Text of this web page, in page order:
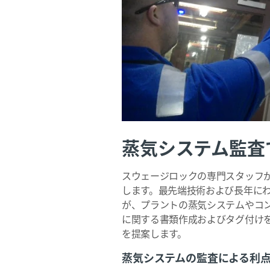
蒸気システム監
スウェージロックの専門スタッ
します。最先端技術および長年
が、プラントの蒸気システムやコ
に関する書類作成およびタグ付け
を提案します。
蒸気システムの監査による利